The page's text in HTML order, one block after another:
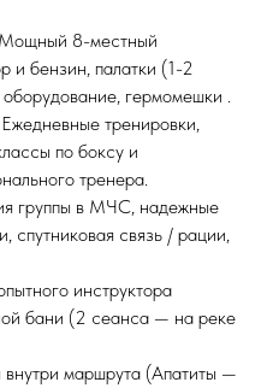
Мощный 8-местный
и бензин, палатки (1-2
гермомешки .
Ежедневные тренировки,
по боксу и
тренера.
группы в МЧС, надежные
спутниковая связь / рации,
инструктора
бани (2 сеанса — на реке
маршрута (Апатиты —